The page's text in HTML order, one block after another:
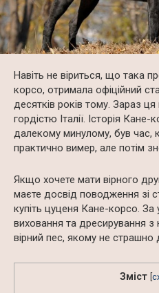
Навіть не віриться, що така
корсо, отримала офіційний
десятків років тому. Зараз
гордістю Італії. Історія
далекому минулому, був час,
практично вимер, але потім
Якщо хочете мати вірного
маєте досвід поводження зі
купіть цуценя Кане-корсо.
виховання та дресирування з
вірний пес, якому не страшно
Зміст